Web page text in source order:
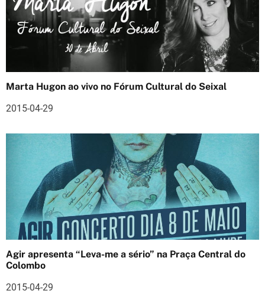
t
o
s
Marta Hugon ao vivo no Fórum Cultural do Seixal
2015-04-29
Agir apresenta “Leva-me a sério” na Praça Central do
Colombo
2015-04-29